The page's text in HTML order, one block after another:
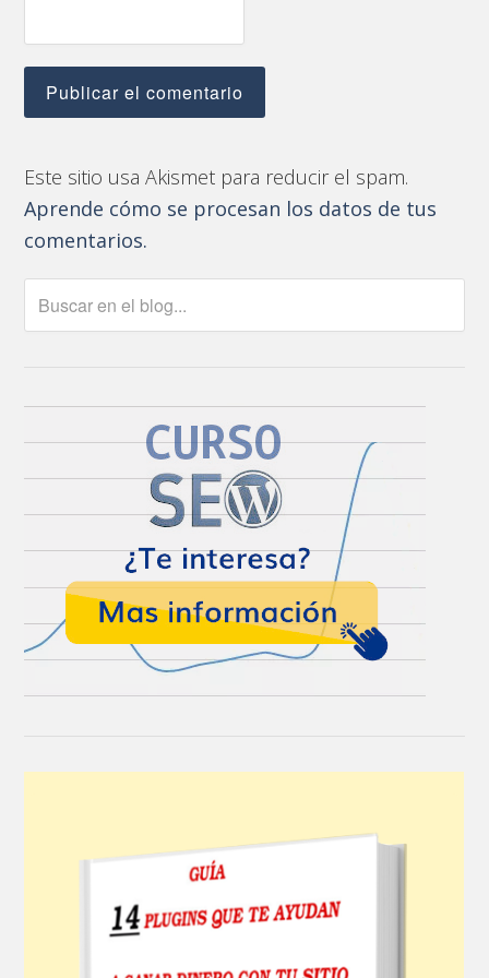
Este sitio usa Akismet para reducir el spam.
Aprende cómo se procesan los datos de tus
comentarios.